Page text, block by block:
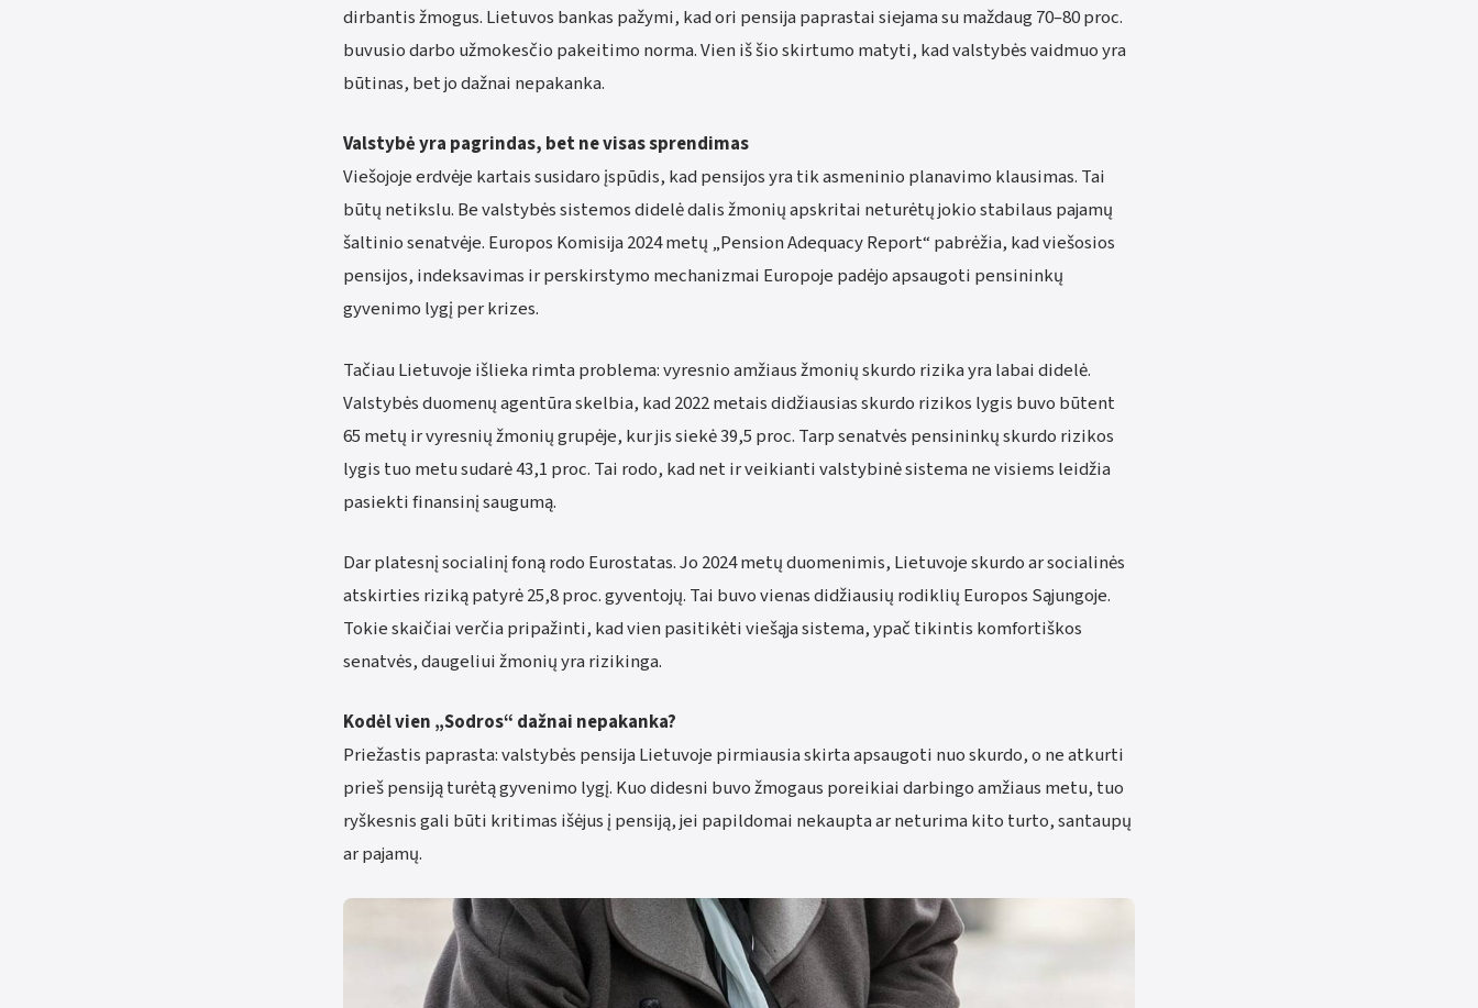
dirbantis žmogus. Lietuvos bankas pažymi, kad ori pensija paprastai siejama su maždaug 70–80 proc.
buvusio darbo užmokesčio pakeitimo norma. Vien iš šio skirtumo matyti, kad valstybės vaidmuo yra
būtinas, bet jo dažnai nepakanka.
Valstybė yra pagrindas, bet ne visas sprendimas
Viešojoje erdvėje kartais susidaro įspūdis, kad pensijos yra tik asmeninio planavimo klausimas. Tai
būtų netikslu. Be valstybės sistemos didelė dalis žmonių apskritai neturėtų jokio stabilaus pajamų
šaltinio senatvėje. Europos Komisija 2024 metų „Pension Adequacy Report“ pabrėžia, kad viešosios
pensijos, indeksavimas ir perskirstymo mechanizmai Europoje padėjo apsaugoti pensininkų
gyvenimo lygį per krizes.
Tačiau Lietuvoje išlieka rimta problema: vyresnio amžiaus žmonių skurdo rizika yra labai didelė.
Valstybės duomenų agentūra skelbia, kad 2022 metais didžiausias skurdo rizikos lygis buvo būtent
65 metų ir vyresnių žmonių grupėje, kur jis siekė 39,5 proc. Tarp senatvės pensininkų skurdo rizikos
lygis tuo metu sudarė 43,1 proc. Tai rodo, kad net ir veikianti valstybinė sistema ne visiems leidžia
pasiekti finansinį saugumą.
Dar platesnį socialinį foną rodo Eurostatas. Jo 2024 metų duomenimis, Lietuvoje skurdo ar socialinės
atskirties riziką patyrė 25,8 proc. gyventojų. Tai buvo vienas didžiausių rodiklių Europos Sąjungoje.
Tokie skaičiai verčia pripažinti, kad vien pasitikėti viešąja sistema, ypač tikintis komfortiškos
senatvės, daugeliui žmonių yra rizikinga.
Kodėl vien „Sodros“ dažnai nepakanka?
Priežastis paprasta: valstybės pensija Lietuvoje pirmiausia skirta apsaugoti nuo skurdo, o ne atkurti
prieš pensiją turėtą gyvenimo lygį. Kuo didesni buvo žmogaus poreikiai darbingo amžiaus metu, tuo
ryškesnis gali būti kritimas išėjus į pensiją, jei papildomai nekaupta ar neturima kito turto, santaupų
ar pajamų.